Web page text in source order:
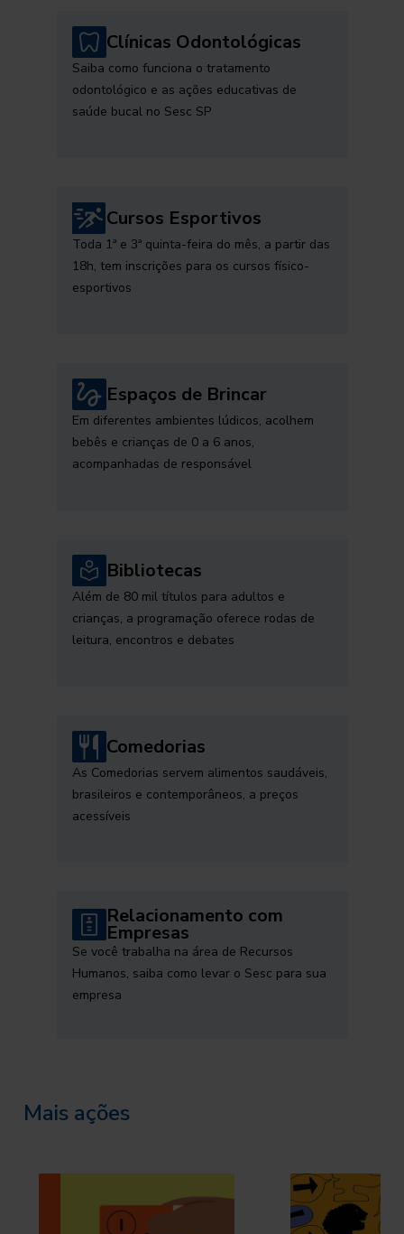
Clínicas Odontológicas
Saiba como funciona o tratamento
odontológico e as ações educativas de
saúde bucal no Sesc SP
Cursos Esportivos
Toda 1ª e 3ª quinta-feira do mês, a partir das
18h, tem inscrições para os cursos físico-
esportivos
Espaços de Brincar
Em diferentes ambientes lúdicos, acolhem
bebês e crianças de 0 a 6 anos,
acompanhadas de responsável
Bibliotecas
Além de 80 mil títulos para adultos e
crianças, a programação oferece rodas de
leitura, encontros e debates
Comedorias
As Comedorias servem alimentos saudáveis,
brasileiros e contemporâneos, a preços
acessíveis
Relacionamento com
Empresas
Se você trabalha na área de Recursos
Humanos, saiba como levar o Sesc para sua
empresa
Mais ações